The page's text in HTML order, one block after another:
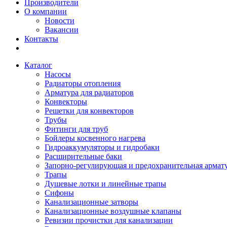
Производители
О компании
Новости
Вакансии
Контакты
Каталог
Насосы
Радиаторы отопления
Арматура для радиаторов
Конвекторы
Решетки для конвекторов
Трубы
Фитинги для труб
Бойлеры косвенного нагрева
Гидроаккумуляторы и гидробаки
Расширительные баки
Запорно-регулирующая и предохранительная
Трапы
Душевые лотки и линейные трапы
Сифоны
Канализационные затворы
Канализационные воздушные клапаны
Ревизии прочистки для канализации